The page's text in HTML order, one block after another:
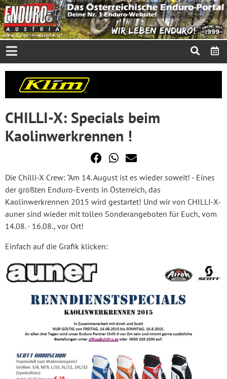
CHILLI-X: Specials beim
Kaolinwerkrennen !
Die Chilli-X Crew: "Am 14. August ist es wieder soweit! - Eines
der größten Enduro-Events in Österreich, das
Kaolinwerkrennen 2015 wird gestartet! Und wir von CHILLI-X-
auner sind wieder mit tollen Sonderangeboten für Euch, vom
14.08. - 16.08., vor Ort!
Einfach auf die Grafik klicken: